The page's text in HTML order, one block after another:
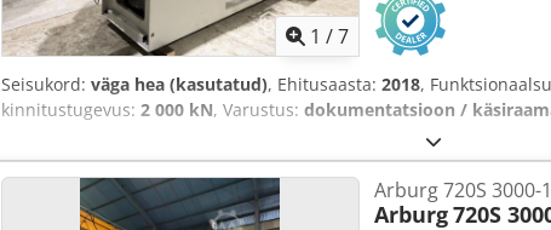
1 /7
Seisukord: väga hea (kasutatud), Ehitusaasta: 2018,
kinnitustugevus: 2 000 kN, Varustus: dokumentatsioon /
Arburg 720S 3000-
Arburg720S